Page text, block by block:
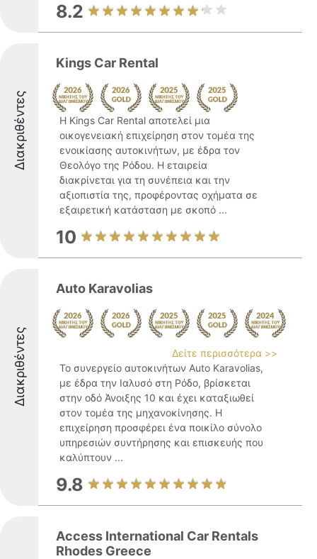
8.2
Διακριθέντες
Kings Car Rental
Η Kings Car Rental αποτελεί μια
οικογενειακή επιχείρηση στον τομέα της
ενοικίασης αυτοκινήτων, με έδρα τον
Θεολόγο της Ρόδου. Η εταιρεία
διακρίνεται για τη συνέπεια και την
αξιοπιστία της, προφέροντας οχήματα σε
εξαιρετική κατάσταση με σκοπό ...
10
Διακριθέντες
Auto Karavolias
Δείτε περισσότερα >>
Το συνεργείο αυτοκινήτων Auto Karavolias,
με έδρα την Ιαλυσό στη Ρόδο, βρίσκεται
στην οδό Άνοιξης 10 και έχει καταξιωθεί
στον τομέα της μηχανοκίνησης. Η
επιχείρηση προσφέρει ένα ποικίλο σύνολο
υπηρεσιών συντήρησης και επισκευής που
καλύπτουν ...
9.8
Access International Car Rentals
Rhodes Greece